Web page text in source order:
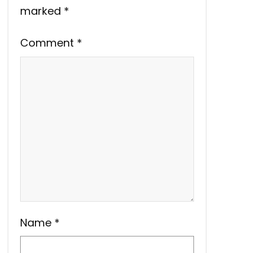
marked *
Comment *
Name *